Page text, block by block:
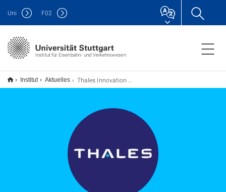
Institut für Eisenbahn- und Verkehrswesen
Uni F02
Institut Aktuelles Thales Innovation Challenge